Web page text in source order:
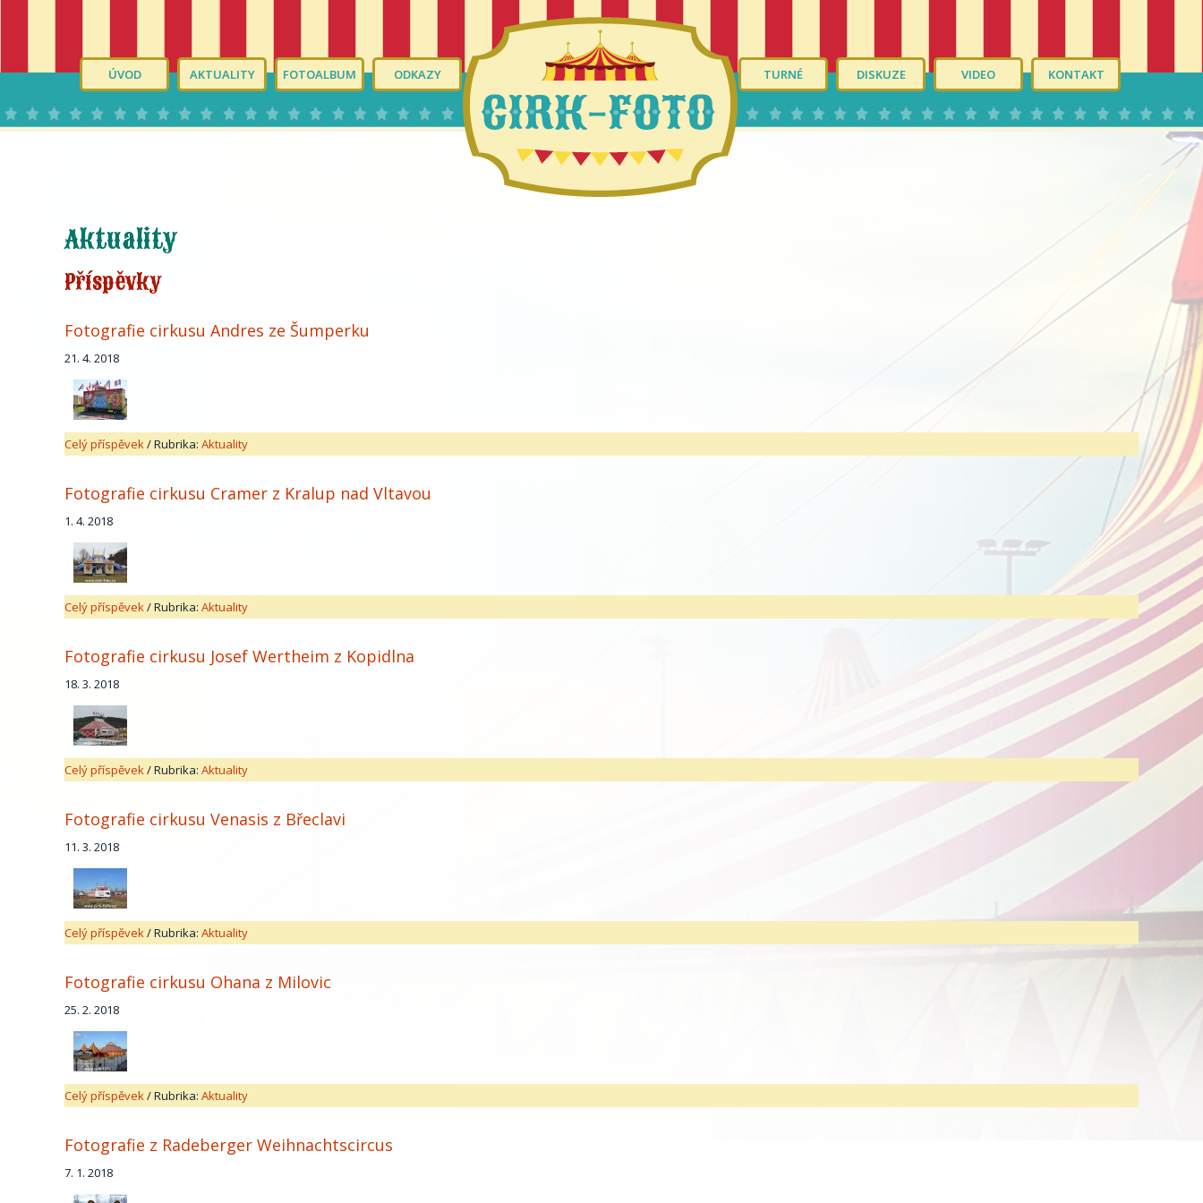
ÚVOD AKTUALITY FOTOALBUM ODKAZY TURNÉ DISKUZE VIDEO KONTAKT
Aktuality
Příspěvky
Fotografie cirkusu Andres ze Šumperku
21. 4. 2018
Celý příspěvek/Rubrika: Aktuality
Fotografie cirkusu Cramer z Kralup nad Vltavou
1. 4. 2018
Celý příspěvek/Rubrika: Aktuality
Fotografie cirkusu Josef Wertheim z Kopidlna
18. 3. 2018
Celý příspěvek/Rubrika: Aktuality
Fotografie cirkusu Venasis z Břeclavi
11. 3. 2018
Celý příspěvek/Rubrika: Aktuality
Fotografie cirkusu Ohana z Milovic
25. 2. 2018
Celý příspěvek/Rubrika: Aktuality
Fotografie z Radeberger Weihnachtscircus
7. 1. 2018